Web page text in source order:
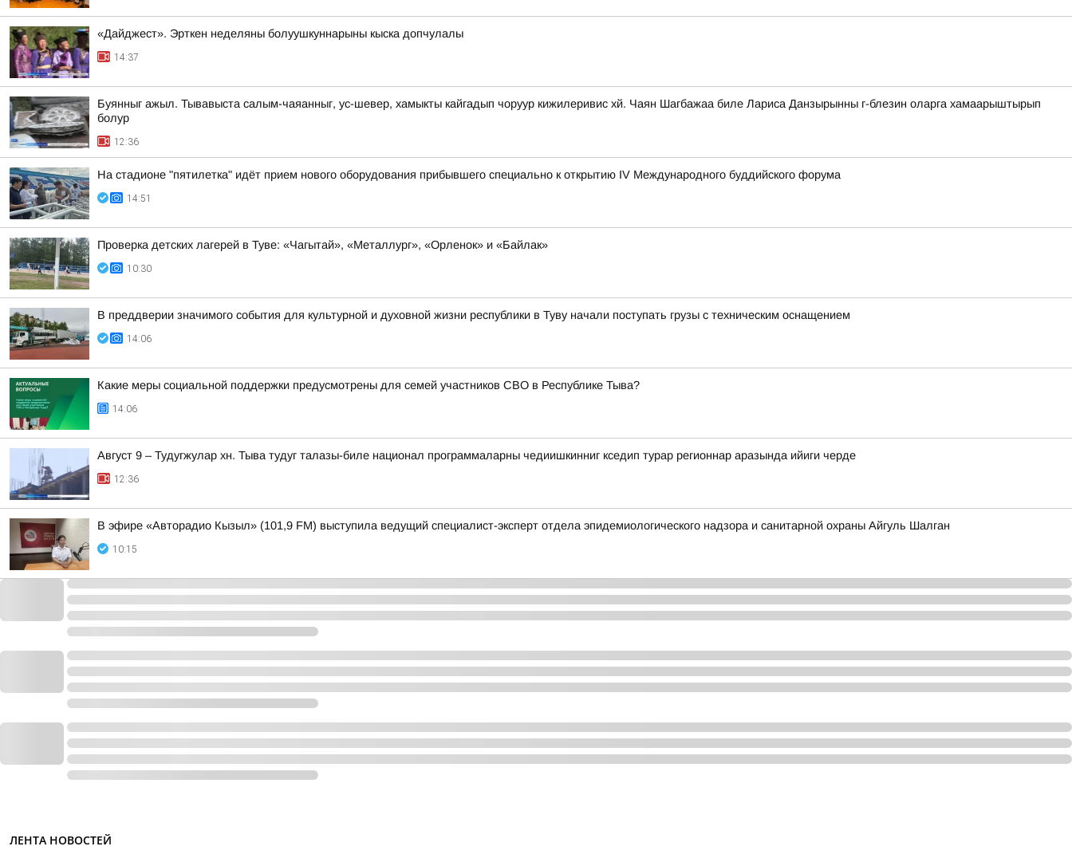
«Дайджест». Эрткен неделяны болуушкуннарыны кыска допчулалы
14:37
Буянныг ажыл. Тывавыста салым-чаяанныг, ус-шевер, хамыкты кайгадып чоруур кижилеривис хй. Чаян Шагбажаа биле Лариса Данзырынны г-блезин оларга хамаарыштырып
болур
12:36
На стадионе "пятилетка" идёт прием нового оборудования прибывшего специально к открытию IV Международного буддийского форума
14:51
Проверка детских лагерей в Туве: «Чагытай», «Металлург», «Орленок» и «Байлак»
10:30
В преддверии значимого события для культурной и духовной жизни республики в Туву начали поступать грузы с техническим оснащением
14:06
Какие меры социальной поддержки предусмотрены для семей участников СВО в Республике Тыва?
14:06
Август 9 – Тудугжулар хн. Тыва тудуг талазы-биле национал программаларны чедиишкинниг кседип турар регионнар аразында ийиги черде
12:36
В эфире «Авторадио Кызыл» (101,9 FM) выступила ведущий специалист-эксперт отдела эпидемиологического надзора и санитарной охраны Айгуль Шалган
10:15
ЛЕНТА НОВОСТЕЙ